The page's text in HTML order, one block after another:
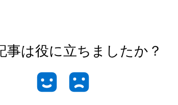
事は役に立ちましたか？